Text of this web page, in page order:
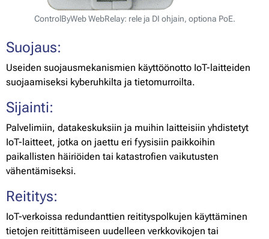
ControlByWeb WebRelay: rele ja DI ohjain, optiona PoE.
Suojaus:
Useiden suojausmekanismien käyttöönotto IoT-laitteiden
suojaamiseksi kyberuhkilta ja tietomurroilta.
Sijainti:
Palvelimiin, datakeskuksiin ja muihin laitteisiin yhdistetyt
IoT-laitteet, jotka on jaettu eri fyysisiin paikkoihin
paikallisten häiriöiden tai katastrofien vaikutusten
vähentämiseksi.
Reititys:
IoT-verkoissa redundanttien reitityspolkujen käyttäminen
tietojen reitittämiseen uudelleen verkkovikojen tai